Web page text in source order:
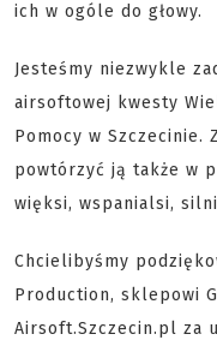
ich w ogóle do głowy.
Jesteśmy niezwykle
airsoftowej kwesty
Pomocy w Szczecinie.
powtórzyć ją także w
więksi, wspanialsi,
Chcielibyśmy
Production, sklepowi
Airsoft.Szczecin.pl za